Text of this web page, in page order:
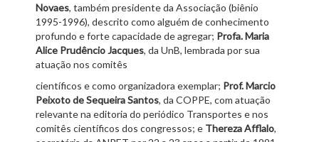
Novaes, também presidente da Associação (biênio
1995-1996), descrito como alguém de conhecimento
profundo e forte capacidade de agregar; Profa.Maria
Alice Prudêncio Jacques, da UnB, lembrada por sua
atuação nos comitês
científicos e como organizadora exemplar; Prof.Marcio
Peixoto de Sequeira Santos, da COPPE, com atuação
relevante na editoria do periódico Transportes e nos
comitês científicos dos congressos; e Thereza Afflalo,